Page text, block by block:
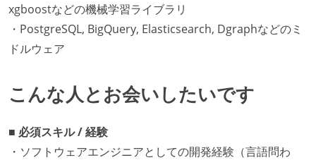
xgboostなどの機械学習ライブラリ
・PostgreSQL, BigQuery, Elasticsearch, Dgraphなどのミ
ドルウェア
こんな人とお会いしたいです
■ 必須スキル / 経験
・ソフトウェアエンジニアとしての開発経験（言語問わ